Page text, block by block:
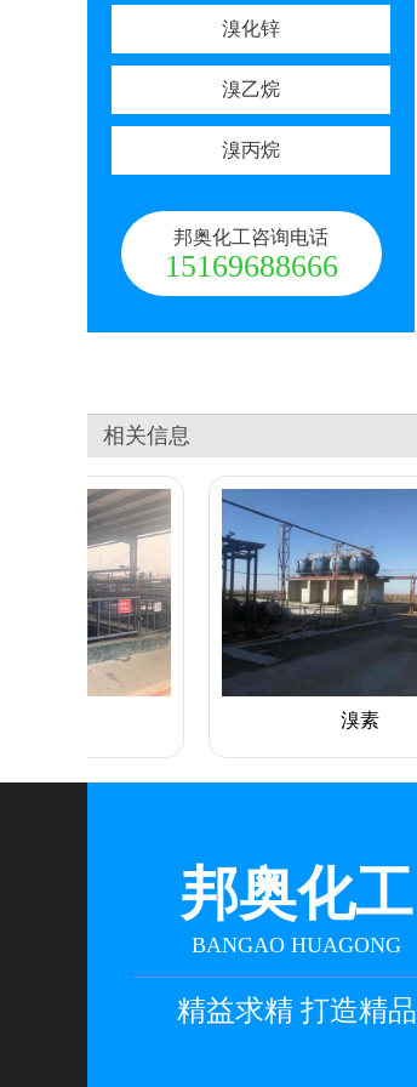
溴化锌
溴乙烷
溴丙烷
邦奥化工咨询电话
15169688666
相关信息
邦奥化工
BANGAO HUAGONG
精益求精 打造精品